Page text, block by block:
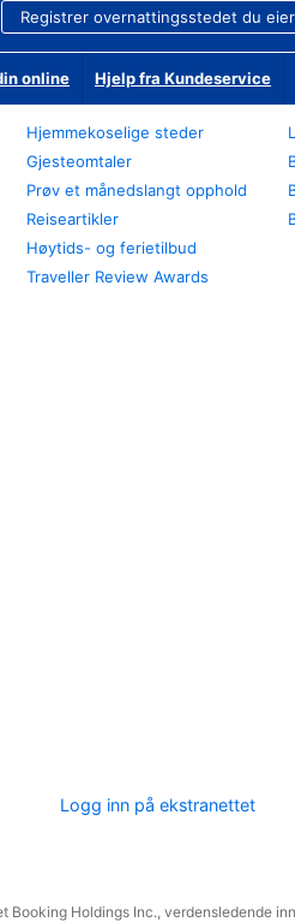
Registrer overnattingsstedet du eier
online Hjelp fra Kundeservice
Hjemmekoselige steder
Gjesteomtaler
Prøv et månedslangt opphold
Reiseartikler
Høytids- og ferietilbud
Traveller Review Awards
Logg inn på ekstranettet
Booking Holdings Inc., verdensledende